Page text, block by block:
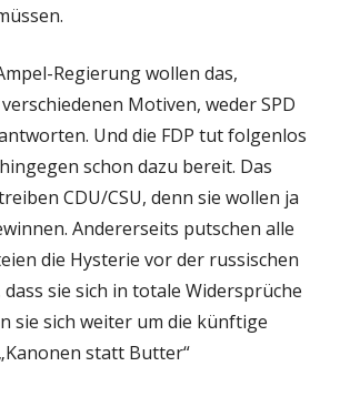
Regierung wollen das,
Motiven, weder SPD
Und die FDP tut folgenlos
schon dazu bereit. Das
CDU/CSU, denn sie wollen ja
Andererseits putschen alle
die Hysterie vor der russischen
sie sich in totale Widersprüche
sie sich weiter um die künftige
statt Butter“